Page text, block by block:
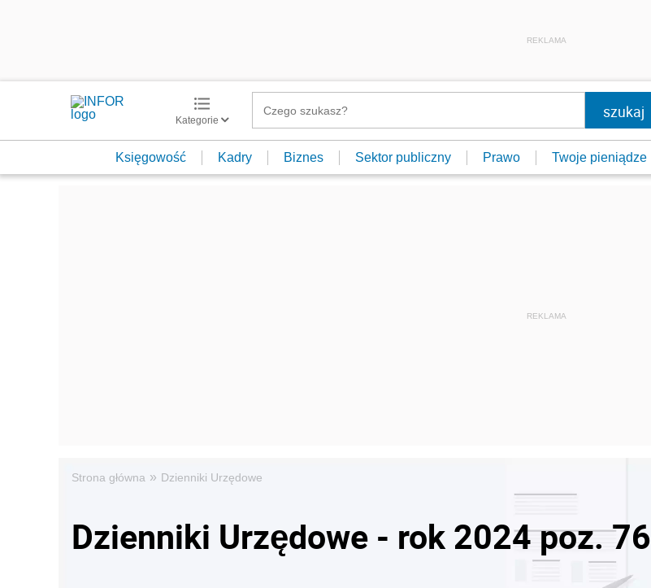
REKLAMA
Kategorie
Księgowość Kadry Biznes Sektor publiczny Prawo Twoje pieniądze
Strona główna » Dzienniki Urzędowe
Dzienniki Urzędowe - rok 2024 poz. 76